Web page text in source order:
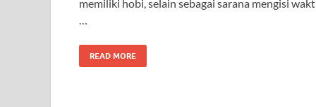
memiliki hobi, selain sebagai sarana mengisi
…
READ MORE